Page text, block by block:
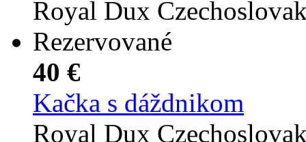
Royal Dux
Rezervované
40 €
Kačka s dáždnikom
Royal Dux